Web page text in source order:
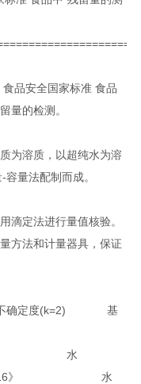
品安全国家标准 食品
量的检测。
为溶质，以超纯水为溶
量法配制而成。
滴定法进行量值核验。
方法和计量器具，保证
确定度(k=2)
基
水
》
水